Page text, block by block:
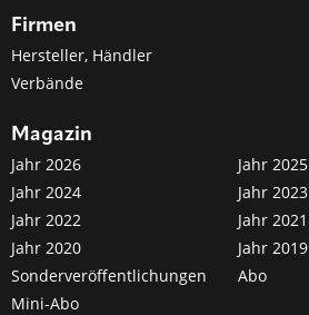
Firmen
Hersteller, Händler
Verbände
Magazin
Jahr 2026
Jahr 2025
Jahr 2024
Jahr 2023
Jahr 2022
Jahr 2021
Jahr 2020
Jahr 2019
Sonderveröffentlichungen
Abo
Mini-Abo